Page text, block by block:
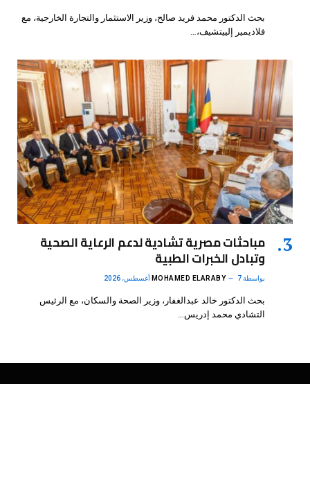
بحث الدكتور محمد فريد صالح، وزير الاستثمار والتجارة الخارجية، مع
فلاديمير إلييتشيف،…
مباحثات مصرية تشادية لدعم الرعاية الصحية
وتبادل الخبرات الطبية
بواسطة MOHAMED ELARABY 7 أغسطس، 2026
بحث الدكتور خالد عبدالغفار، وزير الصحة والسكان، مع الرئيس
التشادي محمد إدريس…